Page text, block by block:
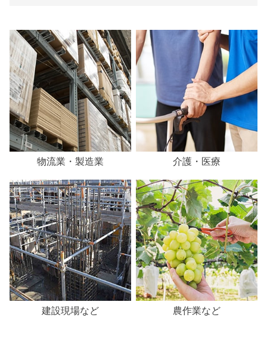
物流業・製造業 介護・医療
建設現場など 農作業など